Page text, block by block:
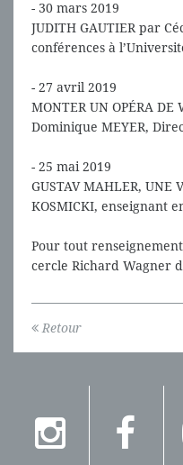
- 30 mars 2019
JUDITH GAUTIER par
conférences à
- 27 avril 2019
MONTER UN OPÉRA DE
Dominique MEYER,
- 25 mai 2019
GUSTAV MAHLER, UNE
KOSMICKI, enseignant
Pour tout
cercle Richard Wagner
Retour